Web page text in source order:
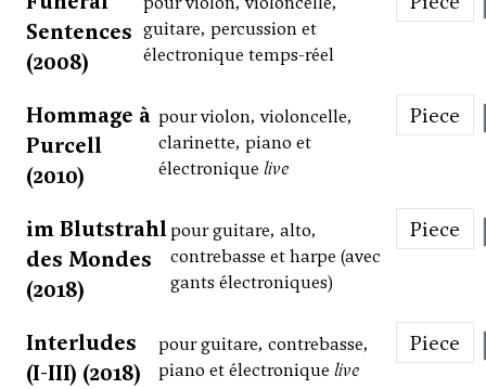
Sentences
(2008)
guitare, percussion et
électronique temps-réel
Hommage à
Purcell
(2010)
pour violon, violoncelle,
clarinette, piano et
électronique live
Piece
im Blutstrahl
des Mondes
(2018)
pour guitare, alto,
contrebasse et harpe (avec
gants électroniques)
Piece
Interludes
(I-III) (2018)
pour guitare, contrebasse,
piano et électronique live
Piece